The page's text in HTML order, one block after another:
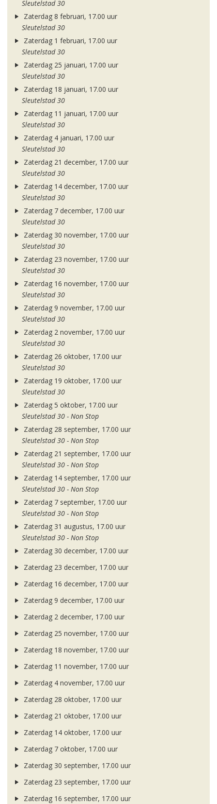
Sleutelstad 30
Zaterdag 8 februari, 17.00 uur
Sleutelstad 30
Zaterdag 1 februari, 17.00 uur
Sleutelstad 30
Zaterdag 25 januari, 17.00 uur
Sleutelstad 30
Zaterdag 18 januari, 17.00 uur
Sleutelstad 30
Zaterdag 11 januari, 17.00 uur
Sleutelstad 30
Zaterdag 4 januari, 17.00 uur
Sleutelstad 30
Zaterdag 21 december, 17.00 uur
Sleutelstad 30
Zaterdag 14 december, 17.00 uur
Sleutelstad 30
Zaterdag 7 december, 17.00 uur
Sleutelstad 30
Zaterdag 30 november, 17.00 uur
Sleutelstad 30
Zaterdag 23 november, 17.00 uur
Sleutelstad 30
Zaterdag 16 november, 17.00 uur
Sleutelstad 30
Zaterdag 9 november, 17.00 uur
Sleutelstad 30
Zaterdag 2 november, 17.00 uur
Sleutelstad 30
Zaterdag 26 oktober, 17.00 uur
Sleutelstad 30
Zaterdag 19 oktober, 17.00 uur
Sleutelstad 30
Zaterdag 5 oktober, 17.00 uur
Sleutelstad 30 - Non Stop
Zaterdag 28 september, 17.00 uur
Sleutelstad 30 - Non Stop
Zaterdag 21 september, 17.00 uur
Sleutelstad 30 - Non Stop
Zaterdag 14 september, 17.00 uur
Sleutelstad 30 - Non Stop
Zaterdag 7 september, 17.00 uur
Sleutelstad 30 - Non Stop
Zaterdag 31 augustus, 17.00 uur
Sleutelstad 30 - Non Stop
Zaterdag 30 december, 17.00 uur
Zaterdag 23 december, 17.00 uur
Zaterdag 16 december, 17.00 uur
Zaterdag 9 december, 17.00 uur
Zaterdag 2 december, 17.00 uur
Zaterdag 25 november, 17.00 uur
Zaterdag 18 november, 17.00 uur
Zaterdag 11 november, 17.00 uur
Zaterdag 4 november, 17.00 uur
Zaterdag 28 oktober, 17.00 uur
Zaterdag 21 oktober, 17.00 uur
Zaterdag 14 oktober, 17.00 uur
Zaterdag 7 oktober, 17.00 uur
Zaterdag 30 september, 17.00 uur
Zaterdag 23 september, 17.00 uur
Zaterdag 16 september, 17.00 uur